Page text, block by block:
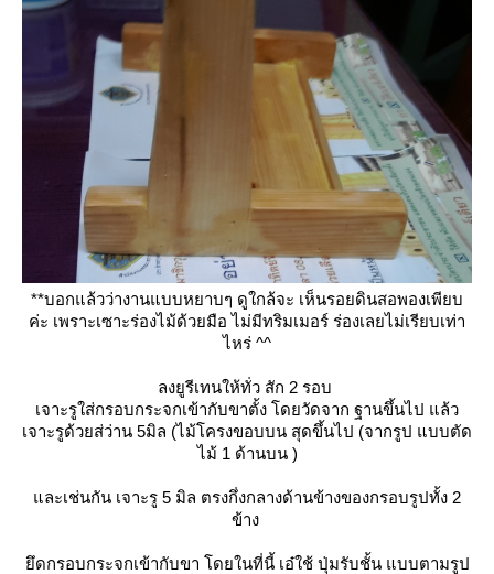
**บอกแล้วว่างานแบบหยาบๆ ดูใกล้จะ เห็นรอยดินสอพองเพียบ
ค่ะ เพราะเซาะร่องไม้ด้วยมือ ไม่มีทริมเมอร์ ร่องเลยไม่เรียบเท่า
ไหร่ ^^
ลงยูรีเทนให้ทั่ว สัก 2 รอบ
เจาะรูใส่กรอบกระจกเข้ากับขาตั้ง โดยวัดจาก ฐานขึ้นไป แล้ว
เจาะรูด้วยส่ว่าน 5มิล (ไม้โครงขอบบน สุดขึ้นไป (จากรูป แบบตัด
ไม้ 1 ด้านบน )
ละเช่นกัน เจาะรู 5 มิล ตรงกึ่งกลางด้านข้างของกรอบรูปทั้ง 2
ข้าง
ึดกรอบกระจกเข้ากับขา โดยในที่นี้ เอ๋ใช้ ปุ่มรับชั้น แบบตามรูป